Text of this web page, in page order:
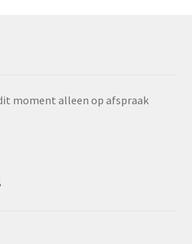
moment alleen op afspraak